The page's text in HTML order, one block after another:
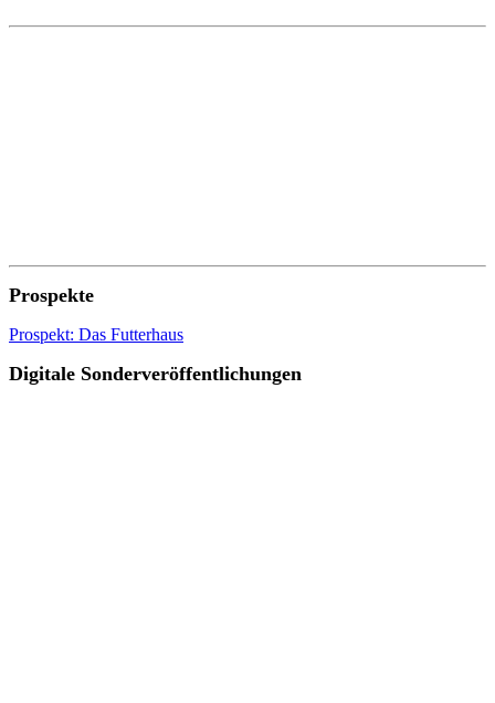
Prospekte
Prospekt: Das Futterhaus
Digitale Sonderveröffentlichungen